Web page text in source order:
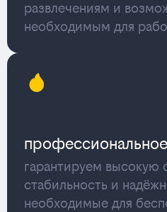
развлечениям и
необходимым для
гарантируем высокую
стабильность и
необходимые для